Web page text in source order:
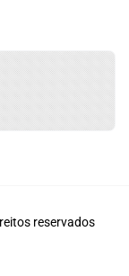
reservados